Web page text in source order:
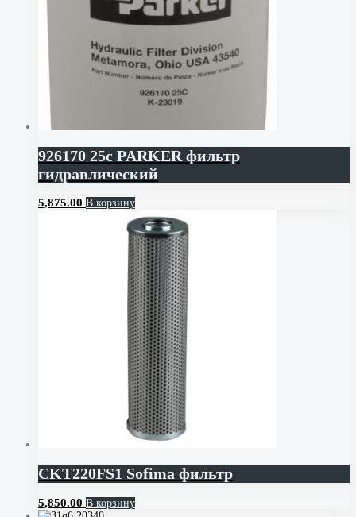
926170 25c PARKER фильтр
гидравлический
5,875.00 В корзину
CKT220FS1 Sofima фильтр
5,850.00 В корзину